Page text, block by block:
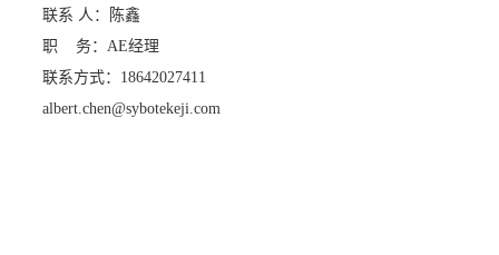
联系 人：陈鑫
职
务： AE经理
联系方式： 18642027411
albert.chen@sybotekeji.com